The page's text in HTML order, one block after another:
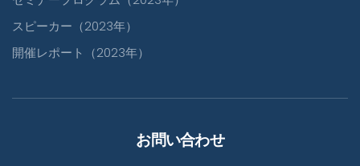
スピーカー（2023年）
開催レポート（2023年）
お問い合わせ